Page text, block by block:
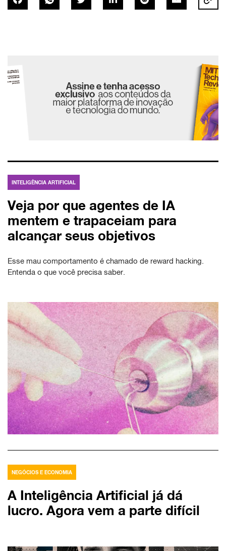
INTELIGÊNCIA ARTIFICIAL
Veja por que agentes de IA
mentem e trapaceiam para
alcançar seus objetivos
Esse mau comportamento é chamado de reward hacking.
Entenda o que você precisa saber.
NEGÓCIOS E ECONOMIA
A Inteligência Artificial já dá
lucro. Agora vem a parte difícil